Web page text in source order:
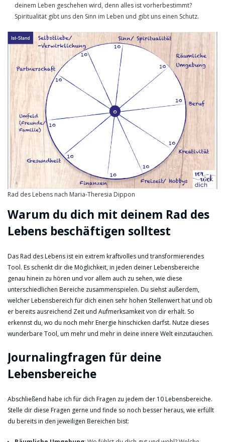
deinem Leben geschehen wird, denn alles ist vorherbestimmt?
Spiritualität gibt uns den Sinn im Leben und gibt uns einen Schutz.
Rad des Lebens nach Maria-Theresia Dippon
Warum du dich mit deinem Rad des
Lebens beschäftigen solltest
Das Rad des Lebens ist ein extrem kraftvolles und transformierendes
Tool. Es schenkt dir die Möglichkeit, in jeden deiner Lebensbereiche
genau hinein zu hören und vor allem auch zu sehen, wie diese
unterschiedlichen Bereiche zusammenspielen. Du siehst außerdem,
welcher Lebensbereich für dich einen sehr hohen Stellenwert hat und ob
er bereits ausreichend Zeit und Aufmerksamkeit von dir erhält. So
erkennst du, wo du noch mehr Energie hinschicken darfst. Nutze dieses
wunderbare Tool, um mehr und mehr in deine innere Welt einzutauchen.
Journalingfragen für deine
Lebensbereiche
Abschließend habe ich für dich Fragen zu jedem der 10 Lebensbereiche.
Stelle dir diese Fragen gerne und finde so noch besser heraus, wie erfüllt
du bereits in den jeweiligen Bereichen bist: